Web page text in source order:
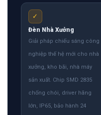
✓
Đèn Nhà Xưởng
Giải pháp chiếu sáng công
nghiệp thế hệ mới cho nhà
xưởng, kho bãi, nhà máy
sản xuất. Chip SMD 2835
chống chói, driver hãng
lớn, IP65, bảo hành 24